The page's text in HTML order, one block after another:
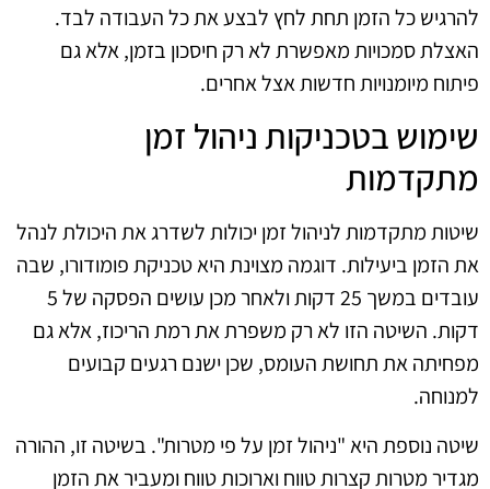
להרגיש כל הזמן תחת לחץ לבצע את כל העבודה לבד.
האצלת סמכויות מאפשרת לא רק חיסכון בזמן, אלא גם
פיתוח מיומנויות חדשות אצל אחרים.
שימוש בטכניקות ניהול זמן
מתקדמות
שיטות מתקדמות לניהול זמן יכולות לשדרג את היכולת לנהל
את הזמן ביעילות. דוגמה מצוינת היא טכניקת פומודורו, שבה
עובדים במשך 25 דקות ולאחר מכן עושים הפסקה של 5
דקות. השיטה הזו לא רק משפרת את רמת הריכוז, אלא גם
מפחיתה את תחושת העומס, שכן ישנם רגעים קבועים
למנוחה.
שיטה נוספת היא "ניהול זמן על פי מטרות". בשיטה זו, ההורה
מגדיר מטרות קצרות טווח וארוכות טווח ומעביר את הזמן